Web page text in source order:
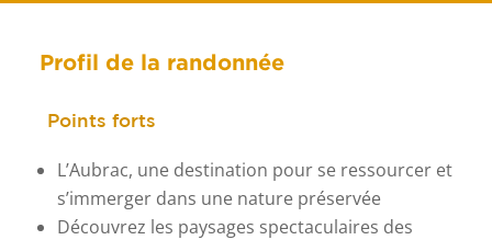
Profil de la randonnée
Points forts
L’Aubrac, une destination pour se ressourcer et
s’immerger dans une nature préservée
Découvrez les paysages spectaculaires des